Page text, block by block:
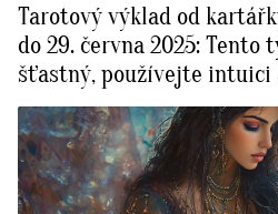
Tarotový výklad od
do 29. června 2025: Tento
šťastný, používejte intuici